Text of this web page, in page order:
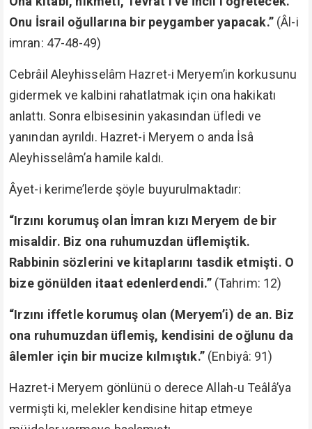
Onu İsrail oğullarına bir peygamber yapacak.” (Âl-i
imran: 47-48-49)
Cebrâil Aleyhisselâm Hazret-i Meryem’in korkusunu
gidermek ve kalbini rahatlatmak için ona hakikatı
anlattı. Sonra elbisesinin yakasından üfledi ve
yanından ayrıldı. Hazret-i Meryem o anda İsâ
Aleyhisselâm’a hamile kaldı.
Âyet-i kerime’lerde şöyle buyurulmaktadır:
“Irzını korumuş olan İmran kızı Meryem de bir
misaldir. Biz ona ruhumuzdan üflemiştik.
Rabbinin sözlerini ve kitaplarını tasdik etmişti. O
bize gönülden itaat edenlerdendi.”(Tahrim: 12)
“Irzını iffetle korumuş olan (Meryem’i) de an. Biz
ona ruhumuzdan üflemiş, kendisini de oğlunu da
âlemler için bir mucize kılmıştık.” (Enbiyâ: 91)
Hazret-i Meryem gönlünü o derece Allah-u Teâlâ’ya
vermişti ki, melekler kendisine hitap etmeye